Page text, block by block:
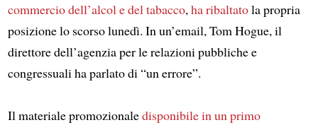
commercio dell’alcol e del tabacco,ha ribaltatola propria
posizione lo scorso lunedì. In un’email, Tom Hogue, il
direttore dell’agenzia per le relazioni pubbliche e
congressuali ha parlato di “un errore”.
Il materiale promozionaledisponibilein un primo